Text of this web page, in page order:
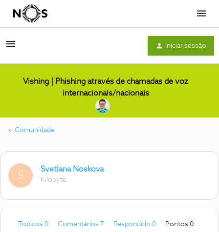
Menu
Iniciar sessão
Vishing | Phishing através de chamadas de voz
internacionais/nacionais
Comunidade
S
Svetlana Noskova
Kilobyte
Tópicos 0 Comentários 7 Respondido 0
Pontos 0